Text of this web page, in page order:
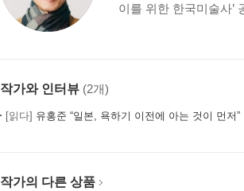
이를 위한 한국미술사’
작가와 인터뷰 (2개)
[읽다] 유홍준 “일본, 욕하기 이전에 아는 것이 먼저”
작가의 다른 상품